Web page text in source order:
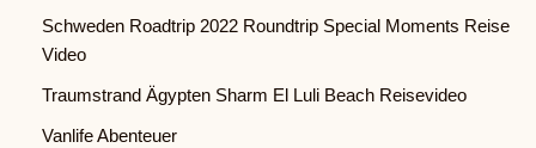
Schweden Roadtrip 2022 Roundtrip Special Moments Reise
Video
Traumstrand Ägypten Sharm El Luli Beach Reisevideo
Vanlife Abenteuer